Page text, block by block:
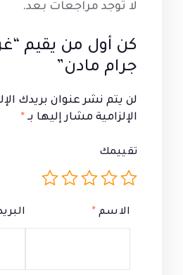
لا توجد مراجعات بعد.
جرام مادن”
لن يتم نشر عنوان بريدك
الإلزامية مشار إليها بـ *
تقييمك
الاسم *